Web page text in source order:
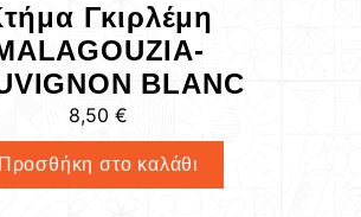
Γκιρλέμη
BLANC
8,50 €
Προσθήκη στο καλάθι